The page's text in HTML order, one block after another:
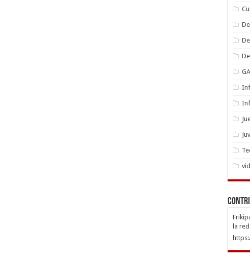
la